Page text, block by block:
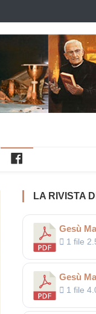
LA RIVISTA
Gesù
1 file
Gesù
1 file